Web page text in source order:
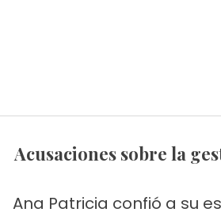
Acusaciones sobre la
Ana Patricia confió a su